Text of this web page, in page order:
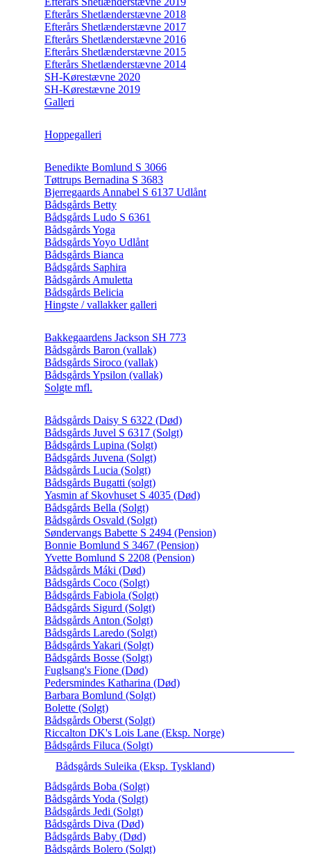
Efterårs Shetlænderstævne 2018
Efterårs Shetlænderstævne 2017
Efterårs Shetlænderstævne 2016
Efterårs Shetlænderstævne 2015
Efterårs Shetlænderstævne 2014
SH-Kørestævne 2020
SH-Kørestævne 2019
Galleri
Hoppegalleri
Benedikte Bomlund S 3066
Tøttrups Bernadina S 3683
Bjerregaards Annabel S 6137 Udlånt
Bådsgårds Betty
Bådsgårds Ludo S 6361
Bådsgårds Yoga
Bådsgårds Yoyo Udlånt
Bådsgårds Bianca
Bådsgårds Saphira
Bådsgårds Amuletta
Bådsgårds Belicia
Hingste / vallakker galleri
Bakkegaardens Jackson SH 773
Bådsgårds Baron (vallak)
Bådsgårds Siroco (vallak)
Bådsgårds Ypsilon (vallak)
Solgte mfl.
Bådsgårds Daisy S 6322 (Død)
Bådsgårds Juvel S 6317 (Solgt)
Bådsgårds Lupina (Solgt)
Bådsgårds Juvena (Solgt)
Bådsgårds Lucia (Solgt)
Bådsgårds Bugatti (solgt)
Yasmin af Skovhuset S 4035 (Død)
Bådsgårds Bella (Solgt)
Bådsgårds Osvald (Solgt)
Søndervangs Babette S 2494 (Pension)
Bonnie Bomlund S 3467 (Pension)
Yvette Bomlund S 2208 (Pension)
Bådsgårds Máki (Død)
Bådsgårds Coco (Solgt)
Bådsgårds Fabiola (Solgt)
Bådsgårds Sigurd (Solgt)
Bådsgårds Anton (Solgt)
Bådsgårds Laredo (Solgt)
Bådsgårds Yakari (Solgt)
Bådsgårds Bosse (Solgt)
Fuglsang's Fione (Død)
Pedersmindes Katharina (Død)
Barbara Bomlund (Solgt)
Bolette (Solgt)
Bådsgårds Oberst (Solgt)
Riccalton DK's Lois Lane (Eksp. Norge)
Bådsgårds Filuca (Solgt)
Bådsgårds Suleika (Eksp. Tyskland)
Bådsgårds Boba (Solgt)
Bådsgårds Yoda (Solgt)
Bådsgårds Jedi (Solgt)
Bådsgårds Diva (Død)
Bådsgårds Baby (Død)
Bådsgårds Bolero (Solgt)